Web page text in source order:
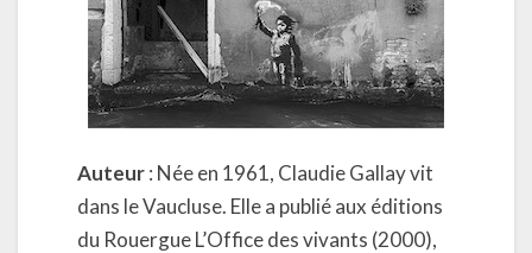
Auteur: Née en 1961, Claudie Gallay vit
dans le Vaucluse. Elle a publié aux éditions
du Rouergue L’Office des vivants (2000),